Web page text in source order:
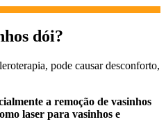
dói?
pode causar desconforto,
a remoção de vasinhos
laser para vasinhos e